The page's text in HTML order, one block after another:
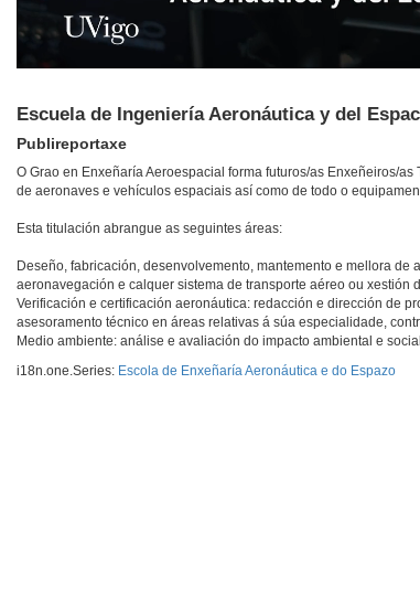
Escuela de Ingeniería Aeronáutica y del
Publireportaxe
O Grao en Enxeñaría Aeroespacial forma futuros/as Enxeñeiros/
de aeronaves e vehículos espaciais así como de todo o
Esta titulación abrangue as seguintes áreas:
Deseño, fabricación, desenvolvemento, mantemento e mellora
aeronavegación e calquer sistema de transporte aéreo ou xestión
Verificación e certificación aeronáutica: redacción e dirección de
asesoramento técnico en áreas relativas á súa especialidade,
Medio ambiente: análise e avaliación do impacto ambiental e
i18n.one.Series: Escola de Enxeñaría Aeronáutica e do Espazo